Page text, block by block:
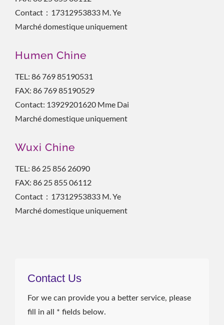
Contact：17312953833 M. Ye
Marché domestique uniquement
Humen Chine
TEL: 86 769 85190531
FAX: 86 769 85190529
Contact: 13929201620 Mme Dai
Marché domestique uniquement
Wuxi Chine
TEL: 86 25 856 26090
FAX: 86 25 855 06112
Contact：17312953833 M. Ye
Marché domestique uniquement